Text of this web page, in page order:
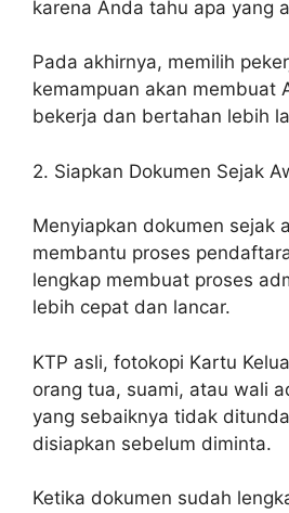
karena Anda tahu apa yang
Pada akhirnya, memilih
kemampuan akan membuat
bekerja dan bertahan lebih
2. Siapkan Dokumen Sejak
Menyiapkan dokumen sejak
membantu proses
lengkap membuat proses
lebih cepat dan lancar.
KTP asli, fotokopi Kartu
orang tua, suami, atau wali
yang sebaiknya tidak
disiapkan sebelum diminta.
Ketika dokumen sudah